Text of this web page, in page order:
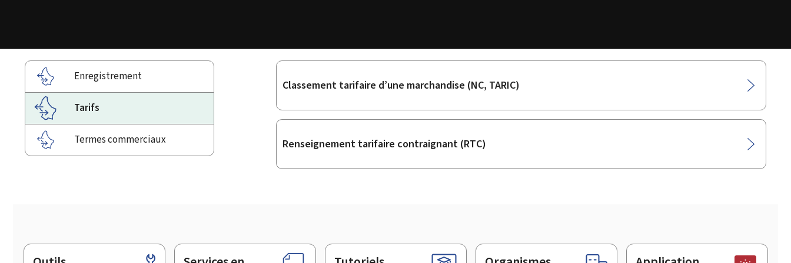
Enregistrement
Tarifs
Termes commerciaux
Sous-
Classement tarifaire d’une marchandise (NC, TARIC)
Renseignement tarifaire contraignant (RTC)